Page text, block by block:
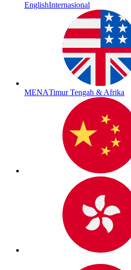
EnglishInternasional
MENATimur Tengah & Afrika